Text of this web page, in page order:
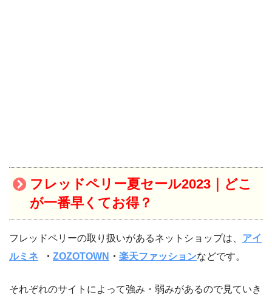
フレッドペリー夏セール2023｜
どこ
が一番早くてお得？
フレッドペリーの取り扱いがあるネットショップは、 アイ
ルミネ
・ ZOZOTOWN ・ 楽天ファッションなどです。
それぞれのサイトによって強み・弱みがあるので見ていき